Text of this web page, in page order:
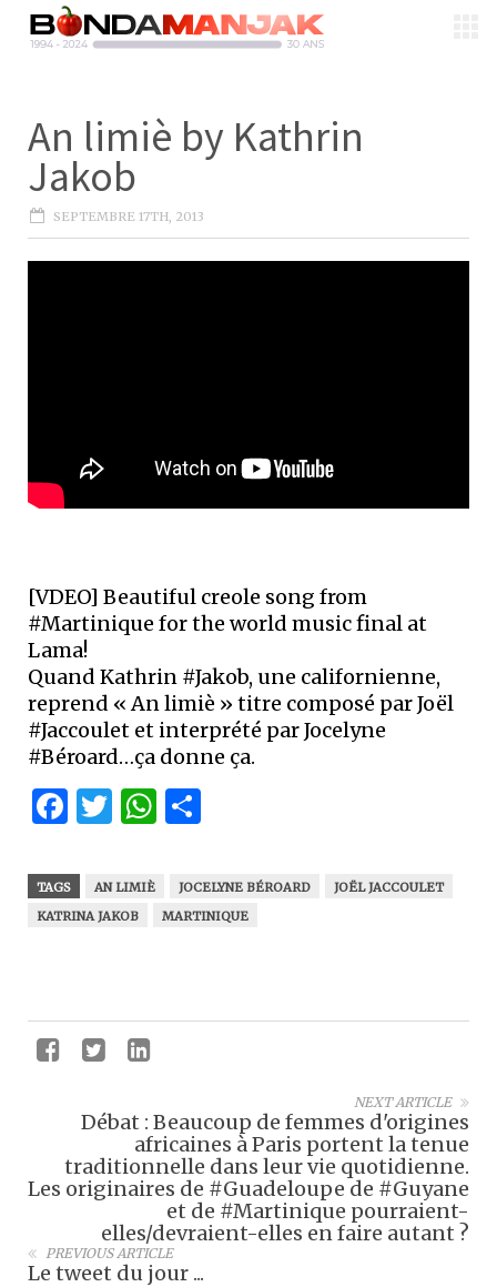
An limiè by Kathrin
Jakob
SEPTEMBRE 17TH, 2013
[VDEO] Beautiful creole song from
#Martinique for the world music final at
Lama!
Quand Kathrin #Jakob, une californienne,
reprend « An limiè » titre composé par Joël
#Jaccoulet et interprété par Jocelyne
#Béroard…ça donne ça.
Facebook
Twitter
WhatsApp
TAGS AN LIMIÈ JOCELYNE BÉROARD
JOËL JACCOULET
KATRINA JAKOB
MARTINIQUE
NEXT ARTICLE
Débat : Beaucoup de femmes d'origines
africaines à Paris portent la tenue
traditionnelle dans leur vie quotidienne.
Les originaires de #Guadeloupe de #Guyane
et de #Martinique pourraient-
elles/devraient-elles en faire autant ?
PREVIOUS ARTICLE
Le tweet du jour ...